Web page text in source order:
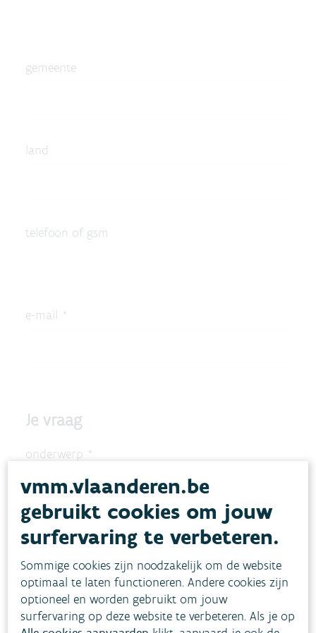
vmm.vlaanderen.be
gebruikt cookies om jouw
surfervaring te verbeteren.
Sommige cookies zijn noodzakelijk om de website
optimaal te laten functioneren. Andere cookies zijn
optioneel en worden gebruikt om jouw
surfervaring op deze website te verbeteren. Als je op